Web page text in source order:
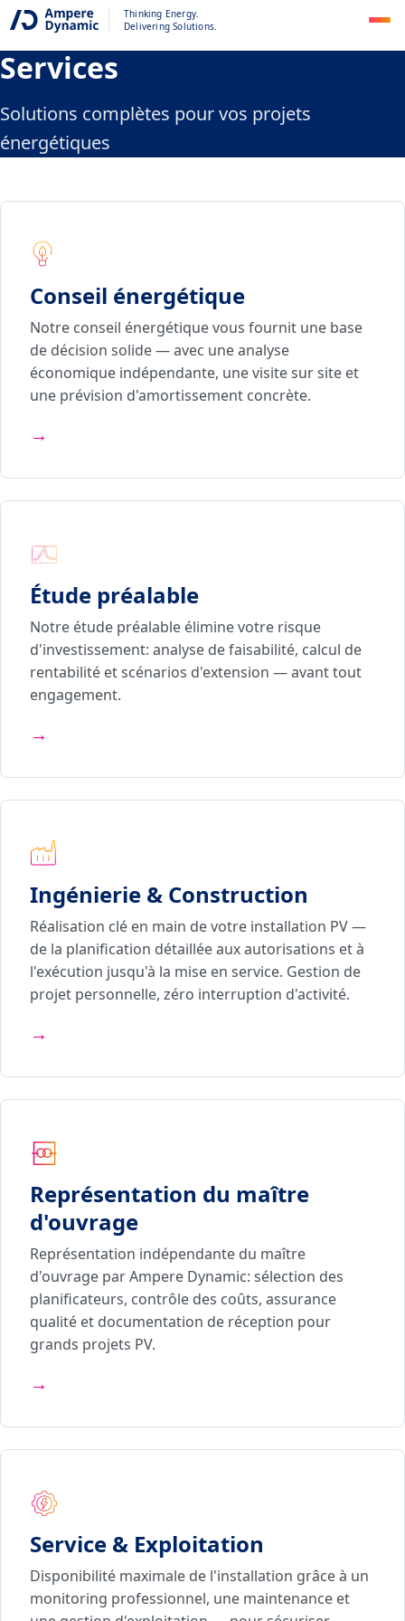
Thinking Energy.
Delivering Solutions.
Services
Solutions complètes pour vos projets
énergétiques
Conseil énergétique
Notre conseil énergétique vous fournit une base
de décision solide — avec une analyse
économique indépendante, une visite sur site et
une prévision d'amortissement concrète.
→
Étude préalable
Notre étude préalable élimine votre risque
d'investissement: analyse de faisabilité, calcul de
rentabilité et scénarios d'extension — avant tout
engagement.
→
Ingénierie & Construction
Réalisation clé en main de votre installation PV —
de la planification détaillée aux autorisations et à
l'exécution jusqu'à la mise en service. Gestion de
projet personnelle, zéro interruption d'activité.
→
Représentation du maître
d'ouvrage
Représentation indépendante du maître
d'ouvrage par Ampere Dynamic: sélection des
planificateurs, contrôle des coûts, assurance
qualité et documentation de réception pour
grands projets PV.
→
Service & Exploitation
Disponibilité maximale de l'installation grâce à un
monitoring professionnel, une maintenance et